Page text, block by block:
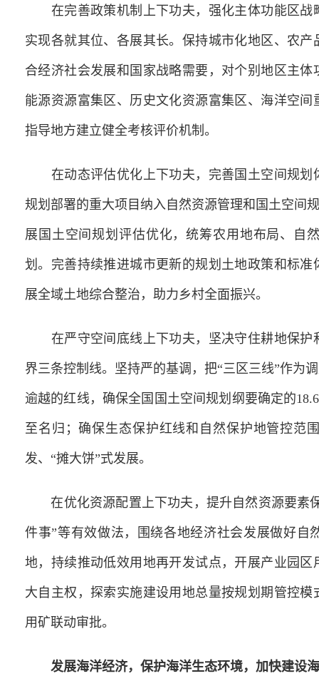
在完善政策机制上下功夫，强化主体功能区战
实现各就其位、各展其长。保持城市化地区、农
合经济社会发展和国家战略需要，对个别地区主
能源资源富集区、历史文化资源富集区、海洋空
指导地方建立健全考核评价机制。
在动态评估优化上下功夫，完善国土空间规划
规划部署的重大项目纳入自然资源管理和国土空间
展国土空间规划评估优化，统筹农用地布局、自
划。完善持续推进城市更新的规划土地政策和标
展全域土地综合整治，助力乡村全面振兴。
在严守空间底线上下功夫，坚决守住耕地保护
界三条控制线。坚持严的基调，把“三区三线”作为
逾越的红线，确保全国国土空间规划纲要确定的
至名归；确保生态保护红线和自然保护地管控范
发、“摊大饼”式发展。
在优化资源配置上下功夫，提升自然资源要素
件事”等有效做法，围绕各地经济社会发展做好自
地，持续推动低效用地再开发试点，开展产业园
大自主权，探索实施建设用地总量按规划期管控
用矿联动审批。
发展海洋经济，保护海洋生态环境，加快建设